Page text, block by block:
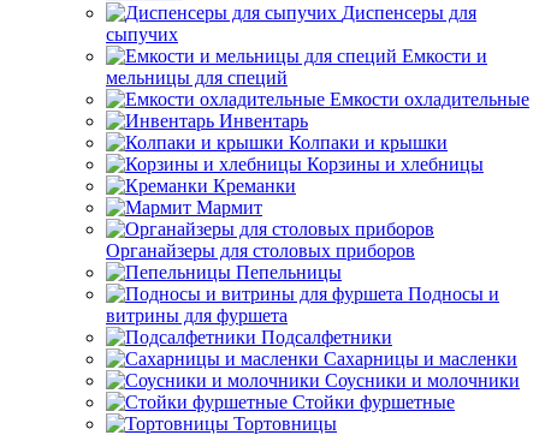
Диспенсеры для
сыпучих
Емкости и
мельницы для специй
Емкости охладительные
Инвентарь
Колпаки и крышки
Корзины и хлебницы
Креманки
Мармит
Органайзеры для столовых приборов
Пепельницы
Подносы и
витрины для фуршета
Подсалфетники
Сахарницы и масленки
Соусники и молочники
Стойки фуршетные
Тортовницы